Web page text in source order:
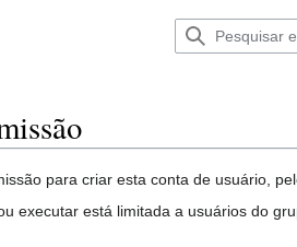
para criar esta conta de usuário,
executar está limitada a usuários do